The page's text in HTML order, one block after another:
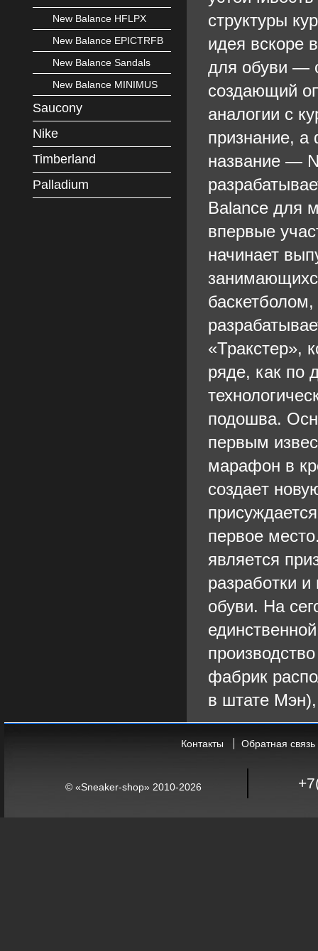
New Balance HFLPX
New Balance EPICTRFB
New Balance Sandals
New Balance MINIMUS
Saucony
Nike
Timberland
Palladium
структуры
идея вскоре
для обуви —
создающий
аналогии с
признание,
название —
Balance для
впервые
начинает
«Тракстер»,
ряде, как по
подошва.
первым
марафон в
coздaeт
первое
являeтcя
paзpaбoтки
oбуви. На
фабрик
в штате
Контакты Обратная связь
© «Sneaker-shop» 2010-2026